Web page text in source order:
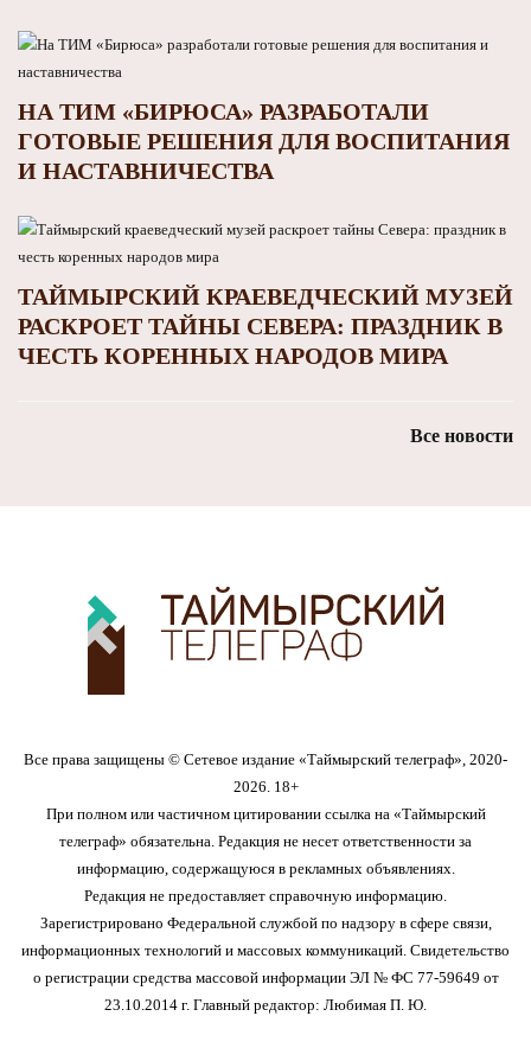
НА ТИМ «БИРЮСА» РАЗРАБОТАЛИ
ГОТОВЫЕ РЕШЕНИЯ ДЛЯ ВОСПИТАНИЯ
И НАСТАВНИЧЕСТВА
ТАЙМЫРСКИЙ КРАЕВЕДЧЕСКИЙ МУЗЕЙ
РАСКРОЕТ ТАЙНЫ СЕВЕРА: ПРАЗДНИК В
ЧЕСТЬ КОРЕННЫХ НАРОДОВ МИРА
Все новости
Все права защищены © Сетевое издание «Таймырский телеграф», 2020-
2026. 18+
При полном или частичном цитировании ссылка на «Таймырский
телеграф» обязательна. Редакция не несет ответственности за
информацию, содержащуюся в рекламных объявлениях.
Редакция не предоставляет справочную информацию.
Зарегистрировано Федеральной службой по надзору в сфере связи,
информационных технологий и массовых коммуникаций. Свидетельство
о регистрации средства массовой информации ЭЛ № ФС 77-59649 от
23.10.2014 г. Главный редактор: Любимая П. Ю.